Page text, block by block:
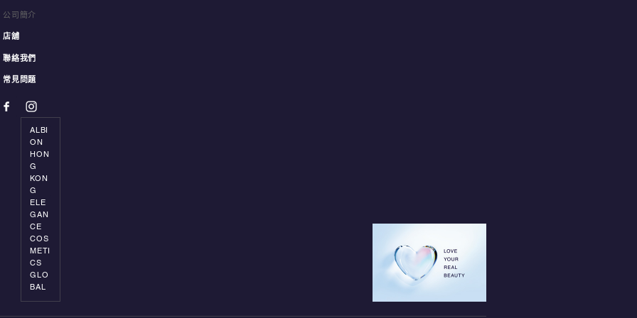
公司簡介
店舖
聯絡我們
常見問題
ALBI
ON
HON
G
KON
G
ELE
GAN
CE
COS
METI
CS
GLO
BAL